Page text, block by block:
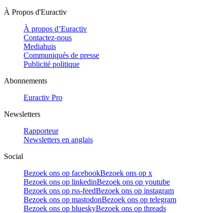
À Propos d'Euractiv
À propos d’Euractiv
Contactez-nous
Mediahuis
Communiqués de presse
Publicité politique
Abonnements
Euractiv Pro
Newsletters
Rapporteur
Newsletters en anglais
Social
Bezoek ons op facebookBezoek ons op x
Bezoek ons op linkedinBezoek ons op youtube
Bezoek ons op rss-feedBezoek ons op instagram
Bezoek ons op mastodonBezoek ons op telegram
Bezoek ons op blueskyBezoek ons op threads